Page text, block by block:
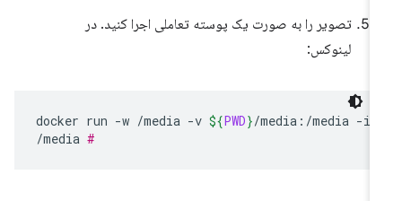
تصویر را به صورت یک پوسته تعاملی اجرا کنید. در
لینوکس:
docker run -w /media -v ${PWD}/media:/media
/media